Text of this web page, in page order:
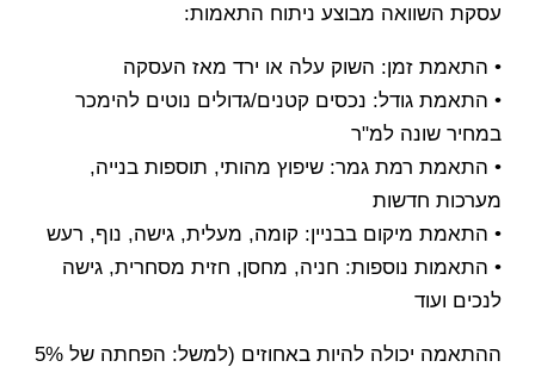
עסקת השוואה מבוצע ניתוח התאמות:
• התאמת זמן: השוק עלה או ירד מאז העסקה
• התאמת גודל: נכסים קטנים/גדולים נוטים להימכר
במחיר שונה למ"ר
• התאמת רמת גמר: שיפוץ מהותי, תוספות בנייה,
מערכות חדשות
• התאמת מיקום בבניין: קומה, מעלית, גישה, נוף, רעש
• התאמות נוספות: חניה, מחסן, חזית מסחרית, גישה
לנכים ועוד
ההתאמה יכולה להיות באחוזים (למשל: הפחתה של 5%